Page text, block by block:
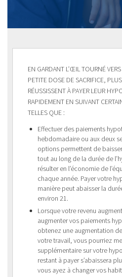
EN GARDANT L’ŒIL TOURNÉ
PETITE DOSE DE SACRIFICE,
RÉUSSISSENT À PAYER LEUR
RAPIDEMENT EN SUIVANT
TELLES QUE :
Effectuer des paiements
hebdomadaire ou aux deux
options permettent de
tout au long de la durée de
résulter en l’économie de
chaque année. Payer votre
manière peut abaisser la
environ 21.
Lorsque votre revenu
augmenter vos paiements
obtenez une augmentation
votre travail, vous pourriez
supplémentaire sur votre
restant à payer s’abaissera
vous ayez à changer vos